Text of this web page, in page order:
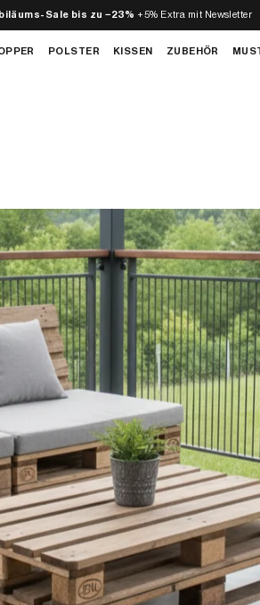
Sale bis zu −23% +5% Extra mit Newsletter
POLSTER KISSEN ZUBEHÖR